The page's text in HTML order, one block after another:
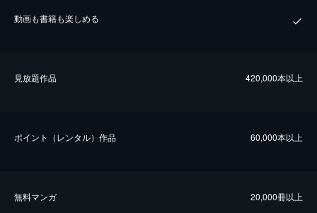
動画も書籍も楽しめる
⾒放題作品 420,000本以上
ポイント（レンタル）作品 60,000本以上
無料マンガ 20,000冊以上